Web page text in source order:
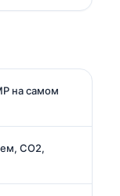
на самом
CO2,